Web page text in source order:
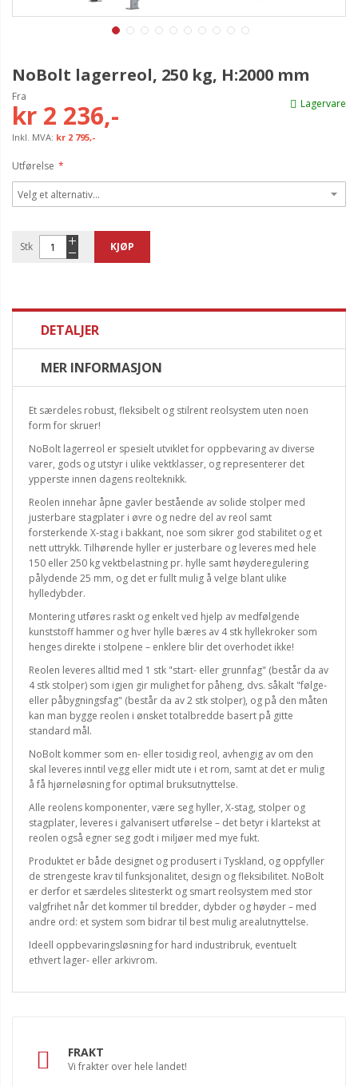
NoBolt lagerreol, 250 kg, H:2000 mm
Lagervare
Fra
kr 2 236,-
kr 2 795,-
Utførelse
Stk KJØP
DETALJER
MER INFORMASJON
Et særdeles robust, fleksibelt og stilrent reolsystem uten noen
form for skruer!
NoBolt lagerreol er spesielt utviklet for oppbevaring av diverse
varer, gods og utstyr i ulike vektklasser, og representerer det
ypperste innen dagens reolteknikk.
Reolen innehar åpne gavler bestående av solide stolper med
justerbare stagplater i øvre og nedre del av reol samt
forsterkende X-stag i bakkant, noe som sikrer god stabilitet og et
nett uttrykk. Tilhørende hyller er justerbare og leveres med hele
150 eller 250 kg vektbelastning pr. hylle samt høyderegulering
pålydende 25 mm, og det er fullt mulig å velge blant ulike
hylledybder.
Montering utføres raskt og enkelt ved hjelp av medfølgende
kunststoff hammer og hver hylle bæres av 4 stk hyllekroker som
henges direkte i stolpene – enklere blir det overhodet ikke!
Reolen leveres alltid med 1 stk "start- eller grunnfag" (består da av
4 stk stolper) som igjen gir mulighet for påheng, dvs. såkalt "følge-
eller påbygningsfag" (består da av 2 stk stolper), og på den måten
kan man bygge reolen i ønsket totalbredde basert på gitte
standard mål.
NoBolt kommer som en- eller tosidig reol, avhengig av om den
skal leveres inntil vegg eller midt ute i et rom, samt at det er mulig
å få hjørneløsning for optimal bruksutnyttelse.
Alle reolens komponenter, være seg hyller, X-stag, stolper og
stagplater, leveres i galvanisert utførelse – det betyr i klartekst at
reolen også egner seg godt i miljøer med mye fukt.
Produktet er både designet og produsert i Tyskland, og oppfyller
de strengeste krav til funksjonalitet, design og fleksibilitet. NoBolt
er derfor et særdeles slitesterkt og smart reolsystem med stor
valgfrihet når det kommer til bredder, dybder og høyder – med
andre ord: et system som bidrar til best mulig arealutnyttelse.
Ideell oppbevaringsløsning for hard industribruk, eventuelt
ethvert lager- eller arkivrom.
FRAKT
Vi frakter over hele landet!